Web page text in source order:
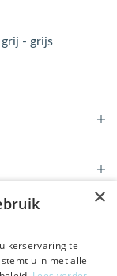
- grijs
×
te
u in met alle